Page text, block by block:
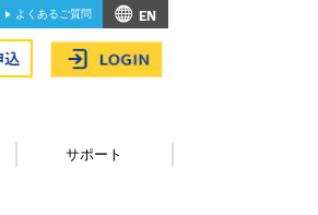
よくあるご質問
サポート